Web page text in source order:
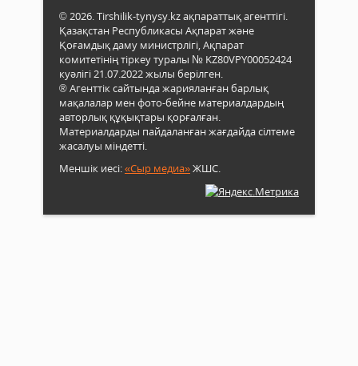
© 2026. Tirshilik-tynysy.kz ақпараттық агенттігі.
Қазақстан Республикасы Ақпарат және
Қоғамдық даму министрлігі, Ақпарат
комитетінің тіркеу туралы № KZ80VPY00052424
куәлігі 21.07.2022 жылы берілген.
® Агенттік сайтында жарияланған барлық
мақалалар мен фото-бейне материалдардың
авторлық құқықтары қорғалған.
Материалдарды пайдаланған жағдайда сілтеме
жасалуы міндетті.
Меншік иесі:«Сыр медиа»ЖШС.